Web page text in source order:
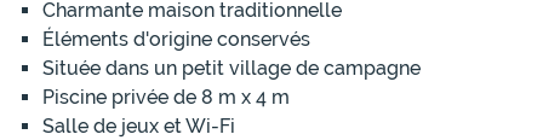
Charmante maison traditionnelle
Éléments d'origine conservés
Située dans un petit village de campagne
Piscine privée de 8 m x 4 m
Salle de jeux et Wi-Fi